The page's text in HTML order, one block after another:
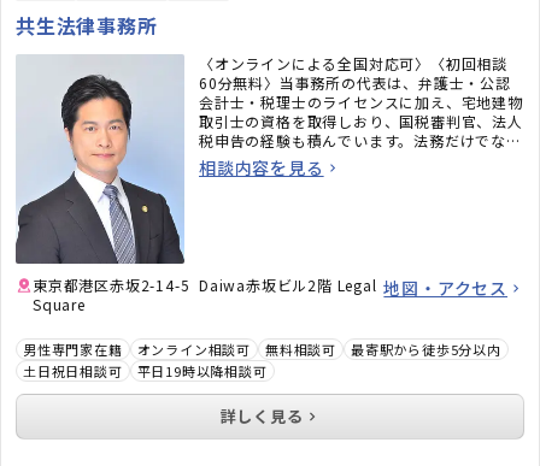
共生法律事務所
〈オンラインによる全国対応可〉〈初回相談
60分無料〉当事務所の代表は、弁護士・公認
会計士・税理士のライセンスに加え、宅地建物
取引士の資格を取得しおり、国税審判官、法人
税申告の経験も積んでいます。法務だけでな
く、税務のことまで考えた包括的なサポートを
ご提供いたします。不動産・相続でお困りの
相談内容を見る
東京都港区赤坂2-14-5 Daiwa赤坂ビル2階 Legal
Square
地図・アクセス
男性専門家在籍 オンライン相談可 無料相談可
最寄駅から徒歩5分以内
土日祝日相談可
平日19時以降相談可
詳しく見る